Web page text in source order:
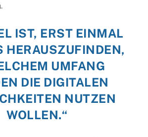
IST, ERST EINMAL
HERAUSZUFINDEN,
UMFANG
DIE DIGITALEN
NUTZEN
WOLLEN.“